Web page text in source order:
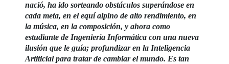
nació, ha ido sorteando obstáculos superándose en
cada meta, en el equí alpino de alto rendimiento, en
la música, en la composición, y ahora como
estudiante de Ingeniería Informática con una nueva
ilusión que le guía; profundizar en la Inteligencia
Artiticial para tratar de cambiar el mundo. Es tan